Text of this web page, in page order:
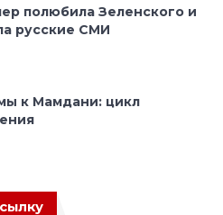
полюбила Зеленского и
русские СМИ
к Мамдани: цикл